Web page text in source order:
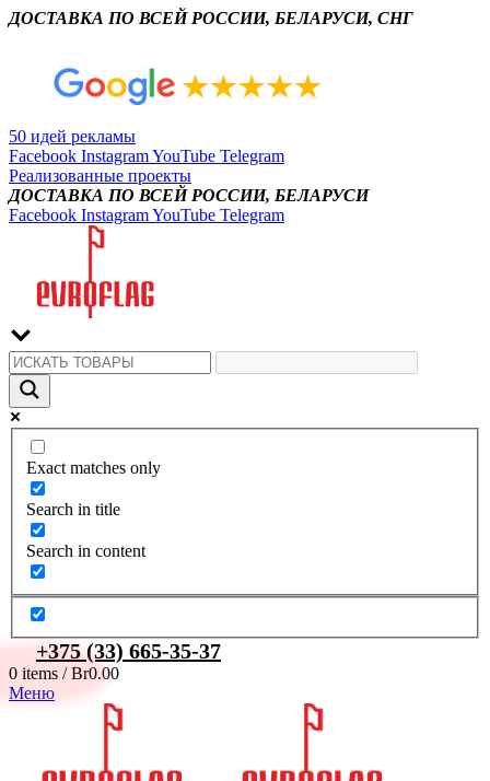
ДОСТАВКА ПО ВСЕЙ РОССИИ, БЕЛАРУСИ, СНГ
50 идей рекламы
Facebook InstagramYouTube Telegram
Реализованные проекты
ДОСТАВКА ПО ВСЕЙ РОССИИ, БЕЛАРУСИ
Facebook InstagramYouTube Telegram
Exact matches only
Search in title
Search in content
+375 (33) 665-35-37
0 items / Br0.00
Меню